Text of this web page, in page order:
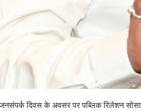
जनसंपर्क दिवस के अवसर पर पब्लिक रिलेशन